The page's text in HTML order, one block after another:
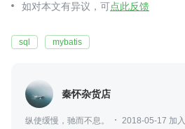
如对本文有异议，可点此反馈
sql mybatis
秦怀杂货店
纵使缓慢，驰而不息。
2018-05-17 加入